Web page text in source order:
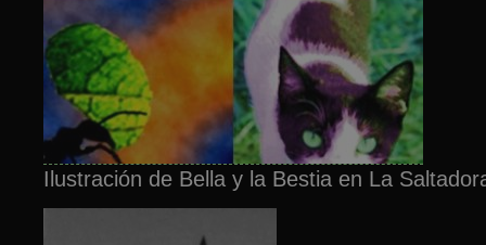
Ilustración de Bella y la Bestia en La